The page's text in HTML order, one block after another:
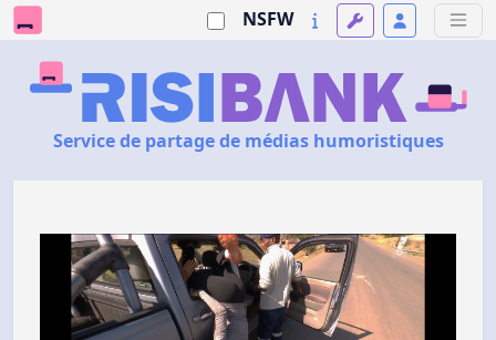
NSFW
Service de partage de médias humoristiques